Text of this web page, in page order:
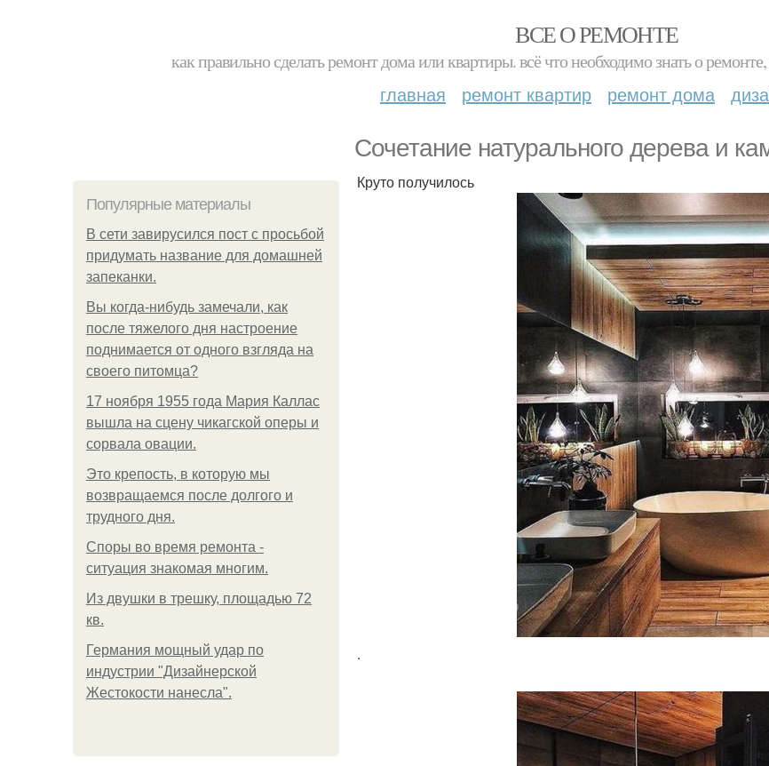
ВСЕ О РЕМОНТЕ
как правильно сделать ремонт дома или квартиры. всё что необходимо знать о
главная ремонт квартир ремонт дома
Сочетание натурального дерева и
Популярные материалы
В сети завирусился пост с просьбой
придумать название для домашней
запеканки.
Вы когда-нибудь замечали, как
после тяжелого дня настроение
поднимается от одного взгляда на
своего питомца?
17 ноября 1955 года Мария Каллас
вышла на сцену чикагской оперы и
сорвала овации.
Это крепость, в которую мы
возвращаемся после долгого и
трудного дня.
Споры во время ремонта -
ситуация знакомая многим.
Из двушки в трешку, площадью 72
кв.
Германия мощный удар по
индустрии "Дизайнерской
Жестокости нанесла".
Круто получилось
.